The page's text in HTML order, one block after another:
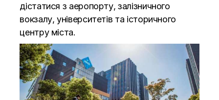
дістатися з аеропорту, залізничного
вокзалу, університетів та історичного
центру міста.